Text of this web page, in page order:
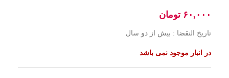
۶۰,۰۰۰ تومان
تاریخ النقضا : بیش از دو سال
در انبار موجود نمی باشد